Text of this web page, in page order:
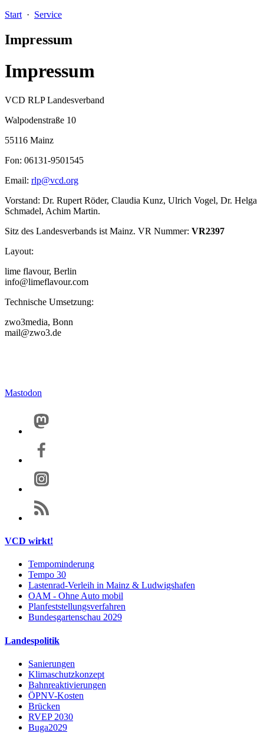
Start · Service
Impressum
Impressum
VCD RLP Landesverband
Walpodenstraße 10
55116 Mainz
Fon: 06131-9501545
Email: rlp@vcd.org
Vorstand: Dr. Rupert Röder, Claudia Kunz, Ulrich Vogel, Dr. Helga
Schmadel, Achim Martin.
Sitz des Landesverbands ist Mainz. VR Nummer: VR2397
Layout:
lime flavour, Berlin
info@limeflavour.com
Technische Umsetzung:
zwo3media, Bonn
mail@zwo3.de
Mastodon
VCD wirkt!
Tempominderung
Tempo 30
Lastenrad-Verleih in Mainz & Ludwigshafen
OAM - Ohne Auto mobil
Planfeststellungsverfahren
Bundesgartenschau 2029
Landespolitik
Sanierungen
Klimaschutzkonzept
Bahnreaktivierungen
ÖPNV-Kosten
Brücken
RVEP 2030
Buga2029